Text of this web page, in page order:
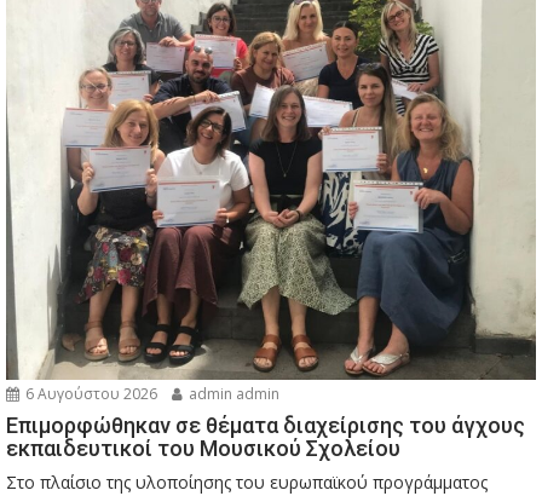
6 Αυγούστου 2026 admin admin
Eπιμορφώθηκαν σε θέματα διαχείρισης του άγχους
εκπαιδευτικοί του Μουσικού Σχολείου
Στο πλαίσιο της υλοποίησης του ευρωπαϊκού προγράμματος